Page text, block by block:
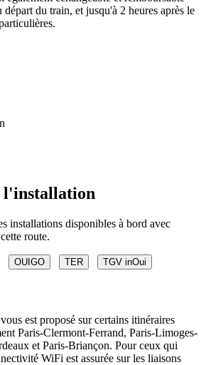
du train, et jusqu'à 2 heures après le
l'installation
installations disponibles à bord avec
route.
OUIGO TER TGV inOui
est proposé sur certains itinéraires
Paris-Clermont-Ferrand, Paris-Limoges-
et Paris-Briançon. Pour ceux qui
WiFi est assurée sur les liaisons